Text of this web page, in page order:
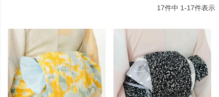
17件中 1-17件表示